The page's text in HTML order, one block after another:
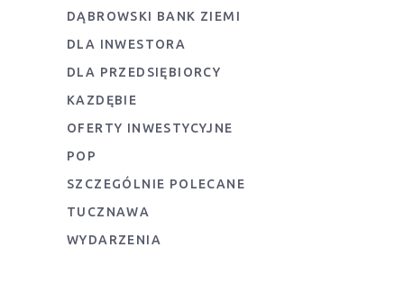
DĄBROWSKI BANK ZIEMI
DLA INWESTORA
DLA PRZEDSIĘBIORCY
KAZDĘBIE
OFERTY INWESTYCYJNE
POP
SZCZEGÓLNIE POLECANE
TUCZNAWA
WYDARZENIA